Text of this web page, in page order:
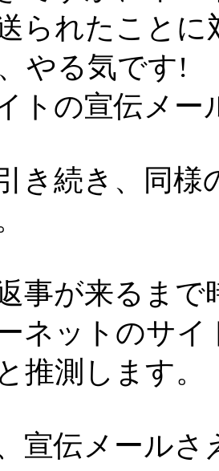
られたこと
やる気です!
トの宣伝メー
き続き、同
事が来るまで
ネットのサ
推測します。
宣伝メール